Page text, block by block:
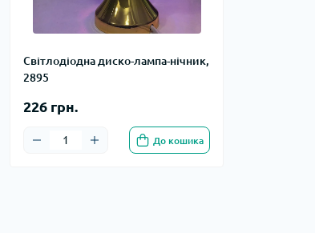
Світлодіодна диско-лампа-нічник,
2895
226 грн.
До кошика